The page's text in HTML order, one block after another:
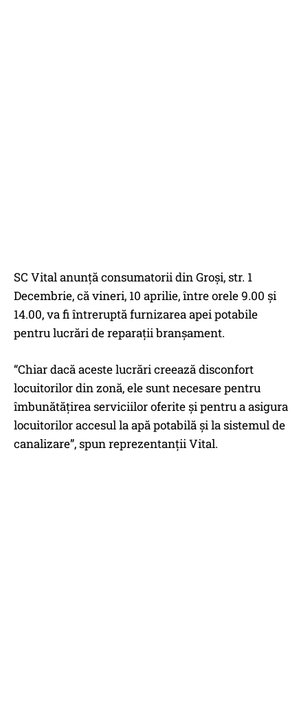
SC Vital anunţă consumatorii din Groşi, str. 1
Decembrie, că vineri, 10 aprilie, între orele 9.00 şi
14.00, va fi întreruptă furnizarea apei potabile
pentru lucrări de reparaţii branşament.
“Chiar dacă aceste lucrări creează disconfort
locuitorilor din zonă, ele sunt necesare pentru
îmbunătățirea serviciilor oferite și pentru a asigura
locuitorilor accesul la apă potabilă și la sistemul de
canalizare”, spun reprezentanţii Vital.